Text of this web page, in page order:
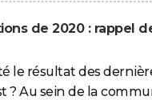
de 2020 : rappel
le résultat des
? Au sein de la